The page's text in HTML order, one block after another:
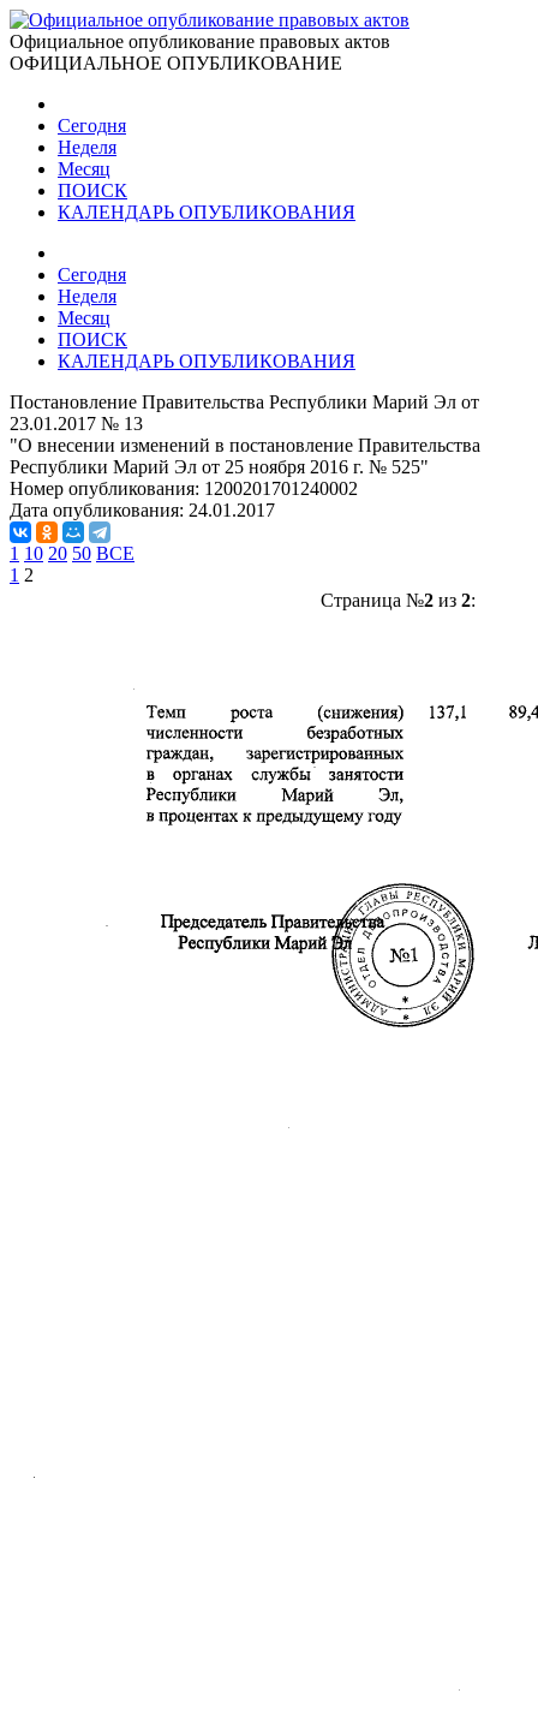
Официальное опубликование правовых актов
ОФИЦИАЛЬНОЕ ОПУБЛИКОВАНИЕ
Сегодня
Неделя
Месяц
ПОИСК
КАЛЕНДАРЬ ОПУБЛИКОВАНИЯ
Сегодня
Неделя
Месяц
ПОИСК
КАЛЕНДАРЬ ОПУБЛИКОВАНИЯ
Постановление Правительства Республики Марий Эл от
23.01.2017 № 13
"О внесении изменений в постановление Правительства
Республики Марий Эл от 25 ноября 2016 г. № 525"
Номер опубликования: 1200201701240002
Дата опубликования: 24.01.2017
1 10 20 50 ВСЕ
1 2
Страница №2из 2: